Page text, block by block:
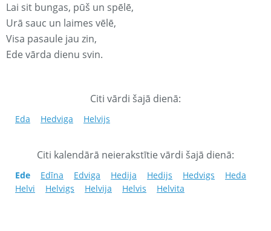
Lai sit bungas, pūš un spēlē,
Urā sauc un laimes vēlē,
Visa pasaule jau zin,
Ede vārda dienu svin.
Citi vārdi šajā dienā:
Eda Hedviga Helvijs
Citi kalendārā neierakstītie vārdi šajā dienā:
Ede Edīna Edviga Hedija Hedijs Hedvigs
Heda
Helvi
Helvigs Helvija Helvis Helvita